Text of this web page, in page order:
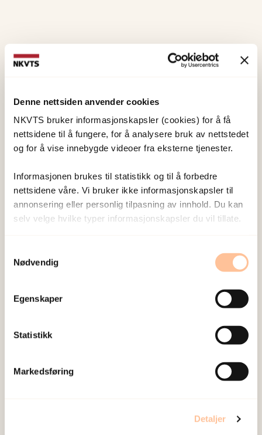
Denne nettsiden anvender cookies
NKVTS bruker informasjonskapsler (cookies) for å få
nettsidene til å fungere, for å analysere bruk av nettstedet
og for å vise innebygde videoer fra eksterne tjenester.
Informasjonen brukes til statistikk og til å forbedre
nettsidene våre. Vi bruker ikke informasjonskapsler til
annonsering eller personlig tilpasning av innhold. Du kan
selv velge hvilke typer informasjonskapsler du vil tillate.
Nødvendig
Egenskaper
Statistikk
Markedsføring
Detaljer